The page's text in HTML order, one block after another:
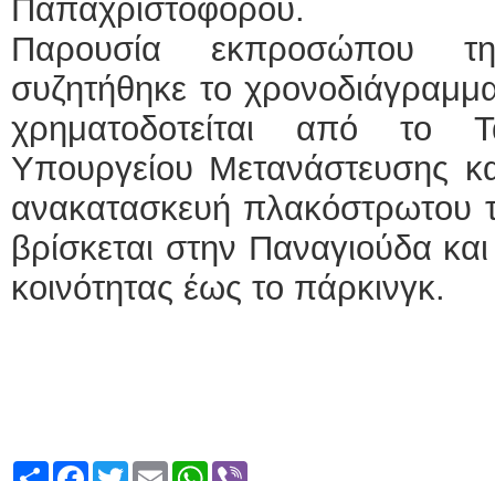
Παπαχριστοφόρου.
Παρουσία εκπροσώπου
συζητήθηκε το
χρηματοδοτείται από το
Υπουργείου Μετανάστευσης
ανακατασκευή πλακόστρωτου
βρίσκεται στην Παναγιούδα
κοινότητας έως το πάρκινγκ.
ShareFacebook
TwitterEmailWhatsApp